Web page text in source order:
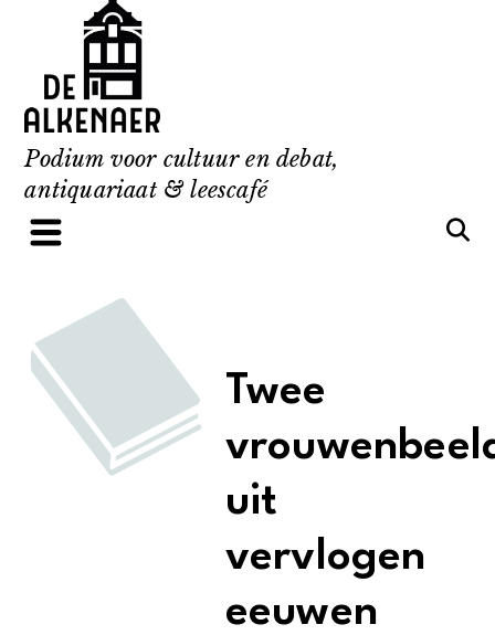
content
Podium voor cultuur en debat,
antiquariaat & leescafé
Twee
uit
vervlogen
eeuwen